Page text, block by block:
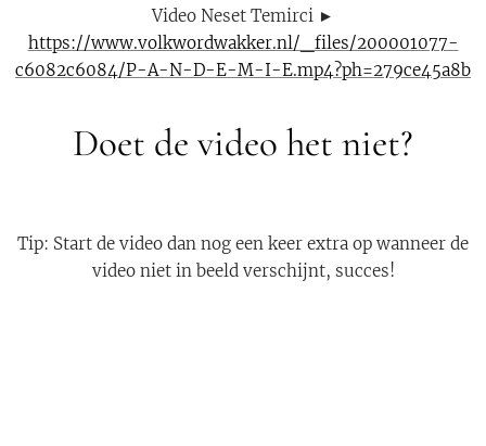
Video Neset Temirci ►
https://www.volkwordwakker.nl/_files/200001077-
c6082c6084/P-A-N-D-E-M-I-E.mp4?ph=279ce45a8b
Doet de video het niet?
Tip: Start de video dan nog een keer extra op wanneer de
video niet in beeld verschijnt, succes!